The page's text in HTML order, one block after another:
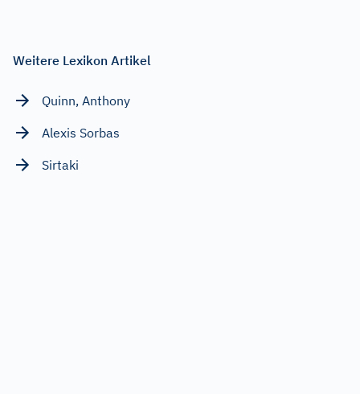
Weitere Lexikon Artikel
Quinn, Anthony
Alexis Sorbas
Sirtaki